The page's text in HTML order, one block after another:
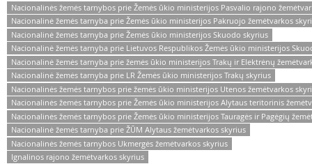
Nacionalinės žemės tarnybos prie Žemės ūkio ministerijos Pasvalio rajono
Nacionalinė žemės tarnyba prie Žemės ūkio ministerijos Pakruojo žemėtvarkos
Nacionalinė žemės tarnyba prie Žemės ūkio ministerijos Skuodo skyrius
Nacionalinė žemės tarnyba prie Lietuvos Respublikos Žemės ūkio ministerijos
Nacionalinė žemės tarnyba prie žemės ūkio ministerijos Trakų ir Elektrėnų
Nacionalinė žemės tarnyba prie LR Žemės ūkio ministerijos Trakų skyrius
Nacionalinės žemės tarnybos prie žemės ūkio ministerijos Utenos žemėtvarkos
Nacionalinės žemės tarnybos prie Žemės ūkio ministerijos Alytaus teritorinis
Nacionalinės žemės tarnybos prie Žemės ūkio ministerijos Tauragės ir Pagėgių
Nacionalinė žemės tarnyba prie ŽŪM Alytaus žemėtvarkos skyrius
Nacionalinės žemės tarnybos Ukmergės žemėtvarkos skyrius
Ignalinos rajono žemėtvarkos skyrius